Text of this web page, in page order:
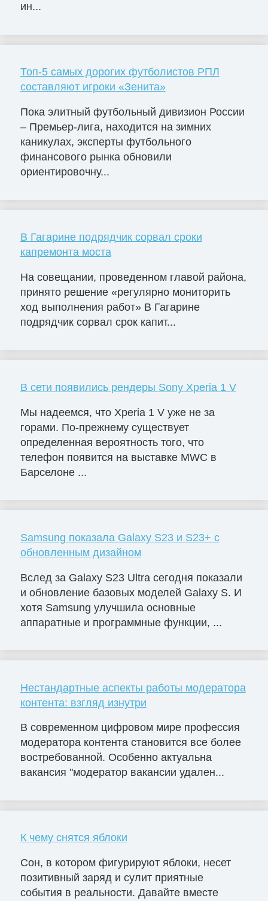
ин...
Топ-5 самых дорогих футболистов РПЛ
составляют игроки «Зенита»
Пока элитный футбольный дивизион России
– Премьер-лига, находится на зимних
каникулах, эксперты футбольного
финансового рынка обновили
ориентировочну...
В Гагарине подрядчик сорвал сроки
капремонта моста
На совещании, проведенном главой района,
принято решение «регулярно мониторить
ход выполнения работ» В Гагарине
подрядчик сорвал срок капит...
В сети появились рендеры Sony Xperia 1 V
Мы надеемся, что Xperia 1 V уже не за
горами. По-прежнему существует
определенная вероятность того, что
телефон появится на выставке MWC в
Барселоне ...
Samsung показала Galaxy S23 и S23+ с
обновленным дизайном
Вслед за Galaxy S23 Ultra сегодня показали
и обновление базовых моделей Galaxy S. И
хотя Samsung улучшила основные
аппаратные и программные функции, ...
Нестандартные аспекты работы модератора
контента: взгляд изнутри
В современном цифровом мире профессия
модератора контента становится все более
востребованной. Особенно актуальна
вакансия "модератор вакансии удален...
К чему снятся яблоки
Сон, в котором фигурируют яблоки, несет
позитивный заряд и сулит приятные
события в реальности. Давайте вместе